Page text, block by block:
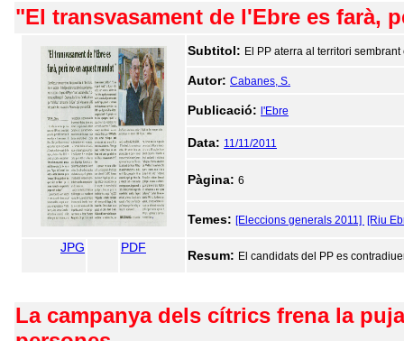
"El transvasament de l'Ebre es farà,
Subtitol: El PP aterra al territori
Autor: Cabanes, S.
Publicació: l'Ebre
Data: 11/11/2011
Pàgina: 6
Temes: [Eleccions generals 2011] [Riu
JPG PDF
Resum: El candidats del PP es
La campanya dels cítrics frena la